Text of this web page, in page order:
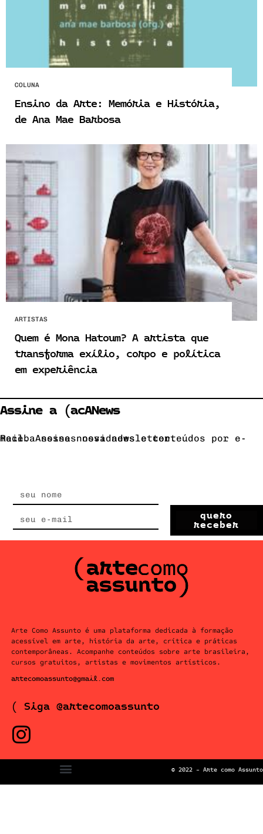
COLUNA
Ensino da Arte: Memória e História,
de Ana Mae Barbosa
ARTISTAS
Quem é Mona Hatoum? A artista que
transforma exílio, corpo e política
em experiência
Assine a (acANews
Receba nossas novidades e conteúdos por e-mail. Assine nossa newsletter.
quero
receber
Arte Como Assunto é uma plataforma dedicada à formação
acessível em arte, história da arte, crítica e práticas
contemporâneas. Acompanhe conteúdos sobre arte brasileira,
cursos gratuitos, artistas e movimentos artísticos.
artecomoassunto@gmail.com
( Siga @artecomoassunto
© 2022 – Arte como Assunto